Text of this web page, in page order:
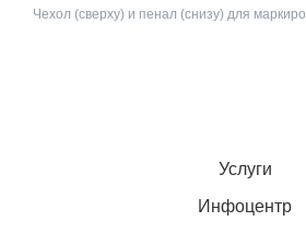
Чехол (сверху) и пенал (снизу) для
Услуги
Инфоцентр